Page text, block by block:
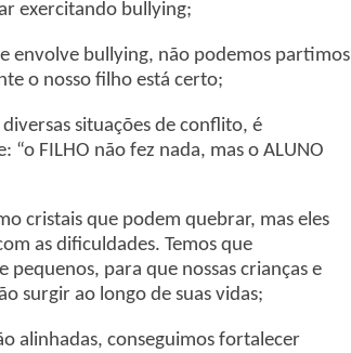
exercitando bullying;
envolve bullying, não podemos partimos
o nosso filho está certo;
situações de conflito, é
FILHO não fez nada, mas o ALUNO
cristais que podem quebrar, mas eles
as dificuldades. Temos que
pequenos, para que nossas crianças e
surgir ao longo de suas vidas;
alinhadas, conseguimos fortalecer